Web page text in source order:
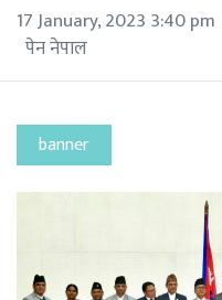
17 January, 2023 3:40 pm
पेन नेपाल
banner